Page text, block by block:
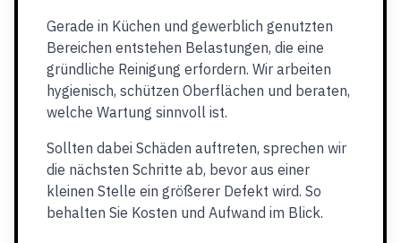
Gerade in Küchen und gewerblich genutzten
Bereichen entstehen Belastungen, die eine
gründliche Reinigung erfordern. Wir arbeiten
hygienisch, schützen Oberflächen und beraten,
welche Wartung sinnvoll ist.
Sollten dabei Schäden auftreten, sprechen wir
die nächsten Schritte ab, bevor aus einer
kleinen Stelle ein größerer Defekt wird. So
behalten Sie Kosten und Aufwand im Blick.